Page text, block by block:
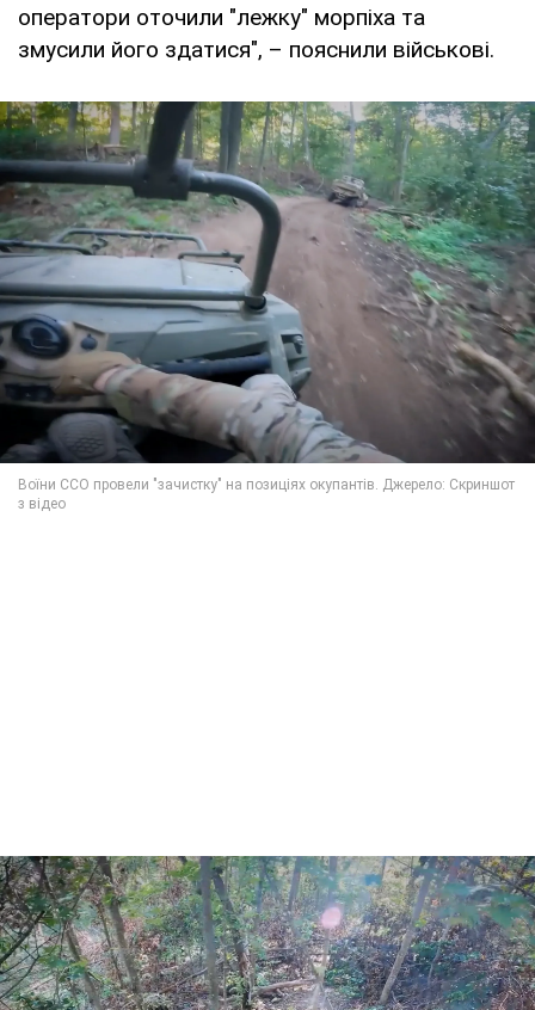
оператори оточили "лежку" морпіха та
змусили його здатися", – пояснили військові.